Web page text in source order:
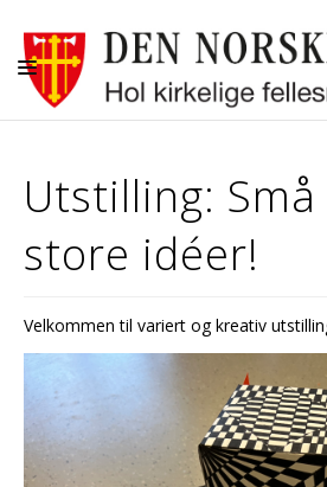
KONFIRMASJON
KIRKENE I HOL
GJENBRUKSBUTIKKEN
NYHETSBREV
Utstilling:
store idéer!
Velkommen til variert og kreativ